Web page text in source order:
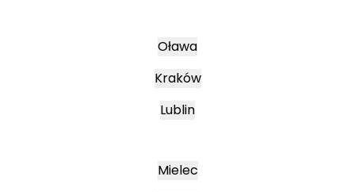
Oława
Kraków
Lublin
Mielec